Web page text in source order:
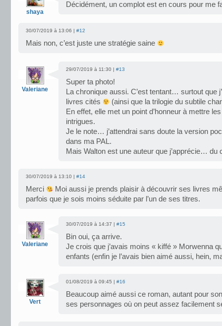
shaya
Décidément, un complot est en cours pour me
30/07/2019 à 13:06 | #12
Mais non, c’est juste une stratégie saine
Valeriane
29/07/2019 à 11:30 | #13
Super ta photo!
La chronique aussi. C’est tentant… surtout que
livres cités
(ainsi que la trilogie du subtile
En effet, elle met un point d’honneur à mettre
intrigues.
Je le note… j’attendrai sans doute la version
dans ma PAL.
Mais Walton est une auteur que j’apprécie… du
30/07/2019 à 13:10 | #14
Merci
Moi aussi je prends plaisir à découvrir ses livres
parfois que je sois moins séduite par l’un de ses titres.
Valeriane
30/07/2019 à 14:37 | #15
Bin oui, ça arrive.
Je crois que j’avais moins « kiffé » Morwenna
enfants (enfin je l’avais bien aimé aussi, hein,
Vert
01/08/2019 à 09:45 | #16
Beaucoup aimé aussi ce roman, autant pour
ses personnages où on peut assez facilement